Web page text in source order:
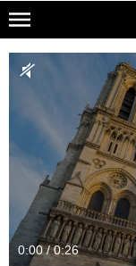
Skip
main
NATIONAL
PODCASTY
Sklep
Newsletter
Cuda Polski
0:00 / 0:26